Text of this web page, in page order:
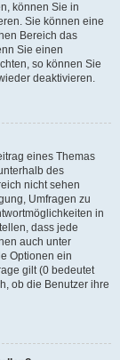
können Sie in
Sie können eine
Bereich das
Sie einen
so können Sie
deaktivieren.
eines Themas
des
nicht sehen
Umfragen zu
in
dass jede
auch unter
Optionen ein
gilt (0 bedeutet
ob die Benutzer ihre